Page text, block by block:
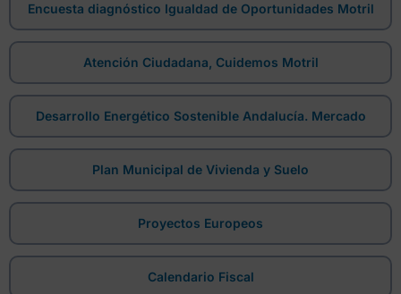
Encuesta diagnóstico Igualdad de Oportunidades Motril
Atención Ciudadana, Cuidemos Motril
Desarrollo Energético Sostenible Andalucía. Mercado
Plan Municipal de Vivienda y Suelo
Proyectos Europeos
Calendario Fiscal